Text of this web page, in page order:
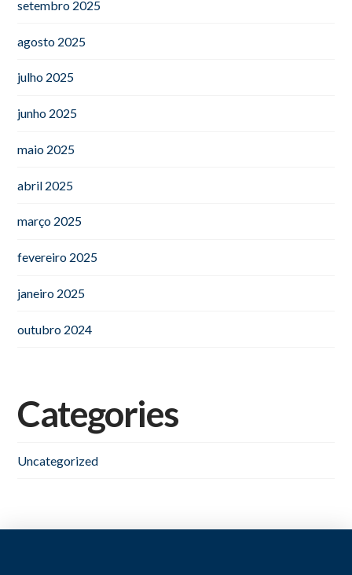
setembro 2025
agosto 2025
julho 2025
junho 2025
maio 2025
abril 2025
março 2025
fevereiro 2025
janeiro 2025
outubro 2024
Categories
Uncategorized